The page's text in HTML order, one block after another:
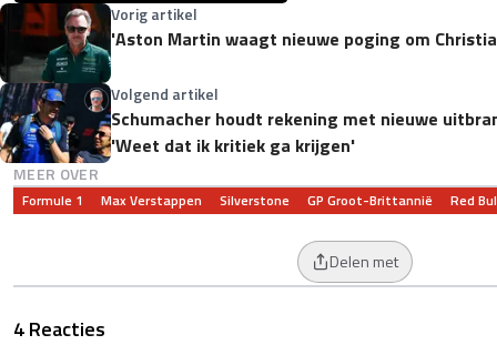
Vorig artikel
'Aston Martin waagt nieuwe poging om
Volgend artikel
Schumacher houdt rekening met nieuwe
'Weet dat ik kritiek ga krijgen'
MEER OVER
Formule 1 Max Verstappen Silverstone GP Groot-Brittannië Red
Delen met
4 Reacties